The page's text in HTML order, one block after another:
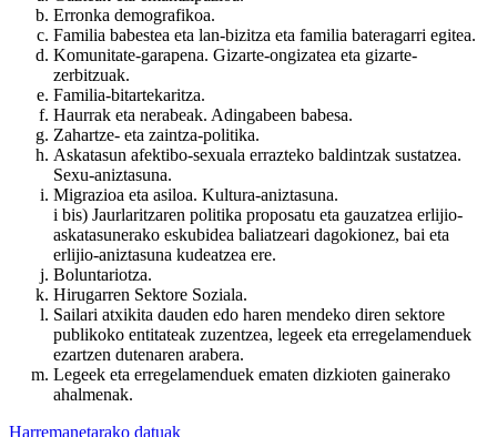
Erronka demografikoa.
Familia babestea eta lan-bizitza eta familia bateragarri egitea.
Komunitate-garapena. Gizarte-ongizatea eta gizarte-
zerbitzuak.
Familia-bitartekaritza.
Haurrak eta nerabeak. Adingabeen babesa.
Zahartze- eta zaintza-politika.
Askatasun afektibo-sexuala errazteko baldintzak sustatzea.
Sexu-aniztasuna.
Migrazioa eta asiloa. Kultura-aniztasuna.
i bis) Jaurlaritzaren politika proposatu eta gauzatzea erlijio-
askatasunerako eskubidea baliatzeari dagokionez, bai eta
erlijio-aniztasuna kudeatzea ere.
Boluntariotza.
Hirugarren Sektore Soziala.
Sailari atxikita dauden edo haren mendeko diren sektore
publikoko entitateak zuzentzea, legeek eta erregelamenduek
ezartzen dutenaren arabera.
Legeek eta erregelamenduek ematen dizkioten gainerako
ahalmenak.
Harremanetarako datuak